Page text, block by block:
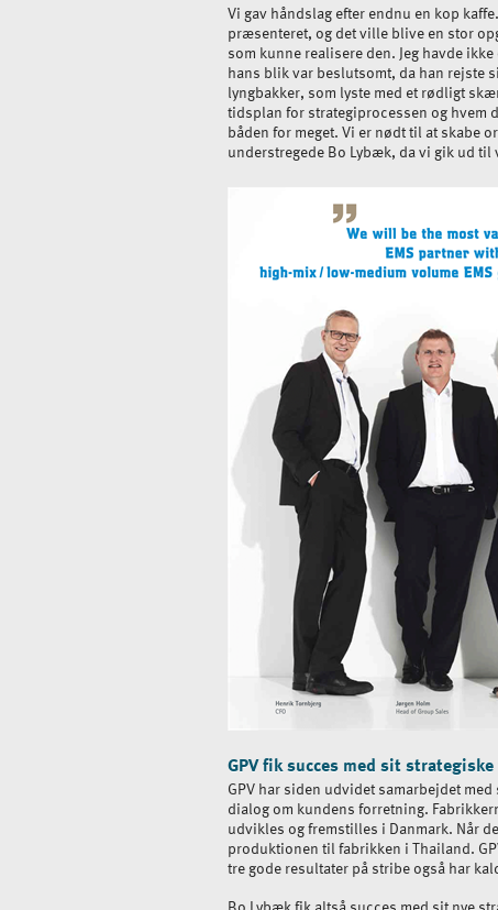
Vi gav håndslag efter endnu en kop
præsenteret, og det ville blive en stor
som kunne realisere den. Jeg havde
hans blik var beslutsomt, da han rejste
lyngbakker, som lyste med et rødligt
tidsplan for strategiprocessen og hvem
båden for meget. Vi er nødt til at skabe
understregede Bo Lybæk, da vi gik ud
GPV fik succes med sit
GPV har siden udvidet samarbejdet
dialog om kundens forretning.
udvikles og fremstilles i Danmark. Når
produktionen til fabrikken i Thailand.
tre gode resultater på stribe også har